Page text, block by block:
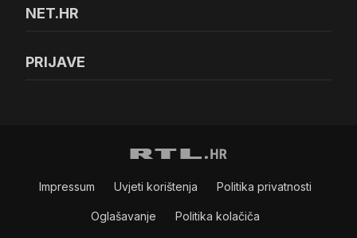
NET.HR
PRIJAVE
Impressum Uvjeti korištenja Politika privatnosti
Oglašavanje Politika kolačiča